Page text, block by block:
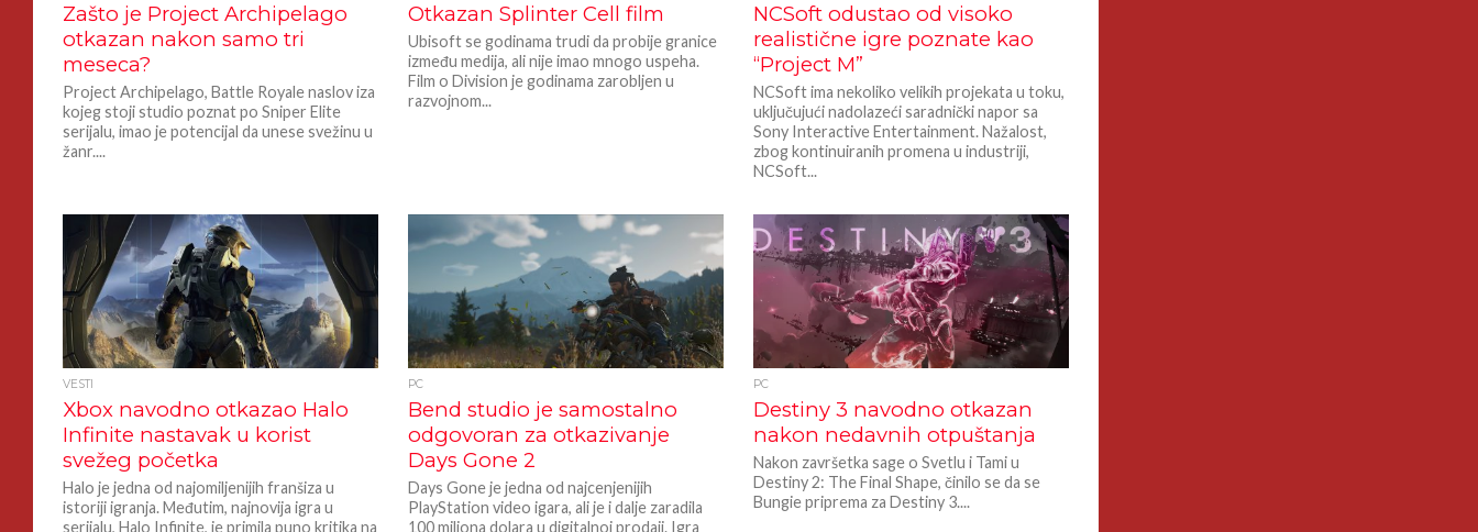
Zašto je Project Archipelago
otkazan nakon samo tri
meseca?
Project Archipelago, Battle Royale naslov iza
kojeg stoji studio poznat po Sniper Elite
serijalu, imao je potencijal da unese svežinu u
žanr....
Otkazan Splinter Cell film
Ubisoft se godinama trudi da probije granice
između medija, ali nije imao mnogo uspeha.
Film o Division je godinama zarobljen u
razvojnom...
NCSoft odustao od visoko
realistične igre poznate kao
“Project M”
NCSoft ima nekoliko velikih projekata u toku,
uključujući nadolazeći saradnički napor sa
Sony Interactive Entertainment. Nažalost,
zbog kontinuiranih promena u industriji,
NCSoft...
VESTI
Xbox navodno otkazao Halo
Infinite nastavak u korist
svežeg početka
Halo je jedna od najomiljenijih franšiza u
istoriji igranja. Međutim, najnovija igra u
serijalu, Halo Infinite, je primila puno kritika na
PC
Bend studio je samostalno
odgovoran za otkazivanje
Days Gone 2
Days Gone je jedna od najcenjenijih
PlayStation video igara, ali je i dalje zaradila
100 miliona dolara u digitalnoj prodaji. Igra
PC
Destiny 3 navodno otkazan
nakon nedavnih otpuštanja
Nakon završetka sage o Svetlu i Tami u
Destiny 2: The Final Shape, činilo se da se
Bungie priprema za Destiny 3....